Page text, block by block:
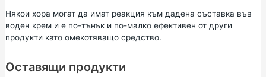
Някои хора могат да имат реакция към дадена съставка във
воден крем и е по-тънък и по-малко ефективен от други
продукти като омекотяващо средство.
Оставящи продукти